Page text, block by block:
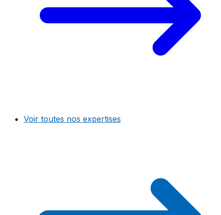
Voir toutes nos expertises